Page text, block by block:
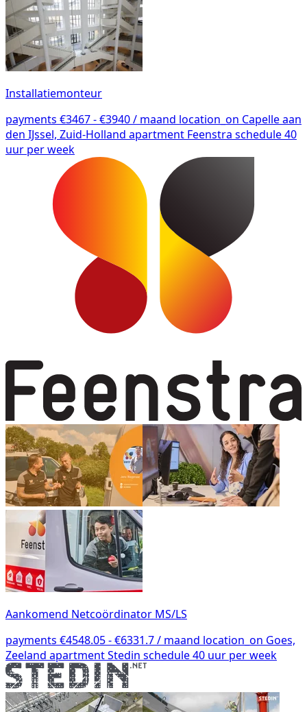
Installatiemonteur
payments €3467 - €3940 / maand location_on Capelle aan
den IJssel, Zuid-Holland apartment Feenstra schedule40
uur per week
Aankomend Netcoördinator MS/LS
payments €4548.05 - €6331.7 / maand location_on Goes,
Zeeland apartmentStedin schedule40 uur per week